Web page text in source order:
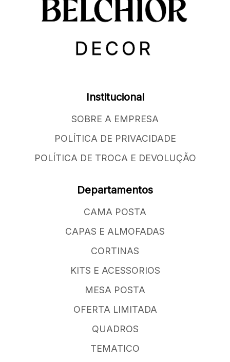
Institucional
SOBRE A EMPRESA
POLÍTICA DE PRIVACIDADE
POLÍTICA DE TROCA E DEVOLUÇÃO
Departamentos
CAMA POSTA
CAPAS E ALMOFADAS
CORTINAS
KITS E ACESSORIOS
MESA POSTA
OFERTA LIMITADA
QUADROS
TEMATICO